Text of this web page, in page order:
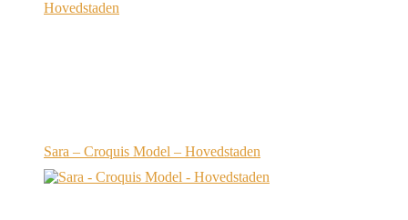
Sara – Croquis Model – Hovedstaden